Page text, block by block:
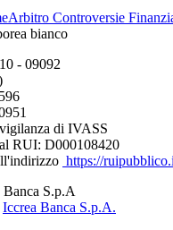
Arbitro Controversie
- 09092
di IVASS
RUI: D000108420
https://
S.p.A
Iccrea Banca S.p.A.